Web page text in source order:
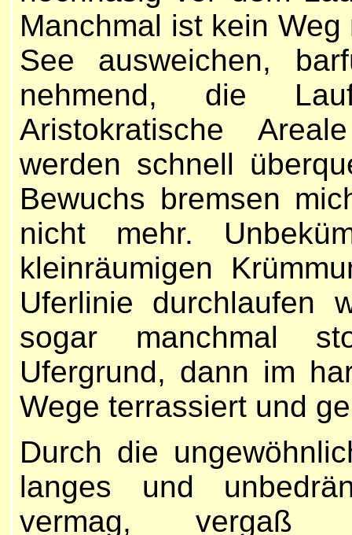
Manchmal ist kein
See ausweichen,
nehmend, die
Aristokratische
werden schnell
Bewuchs bremsen
nicht mehr.
kleinräumigen
Uferlinie durchlaufen
sogar manchmal
Ufergrund, dann im
Wege terrassiert und
Durch die
langes und
vermag, vergaß